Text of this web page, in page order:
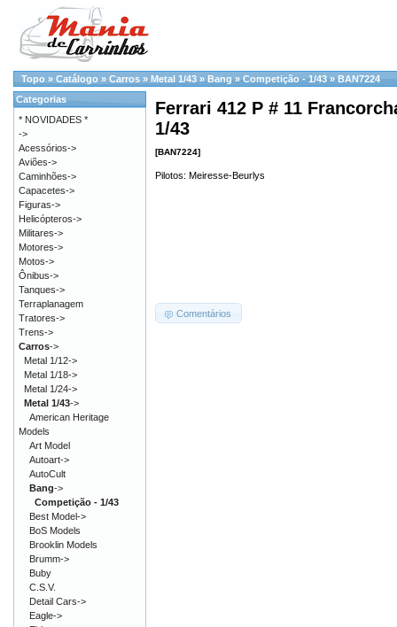
Topo » Catálogo » Carros » Metal 1/43 » Bang » Competição - 1/43 » BAN7224
Ferrari 412 P # 11
1/43
[BAN7224]
Pilotos: Meiresse-Beurlys
Comentários
Categorias
* NOVIDADES *
->
Acessórios->
Aviões->
Caminhões->
Capacetes->
Figuras->
Helicópteros->
Militares->
Motores->
Motos->
Ônibus->
Tanques->
Terraplanagem
Tratores->
Trens->
Carros->
Metal 1/12->
Metal 1/18->
Metal 1/24->
Metal 1/43->
American Heritage
Models
Art Model
Autoart->
AutoCult
Bang->
Competição - 1/43
Best Model->
BoS Models
Brooklin Models
Brumm->
Buby
C.S.V.
Detail Cars->
Eagle->